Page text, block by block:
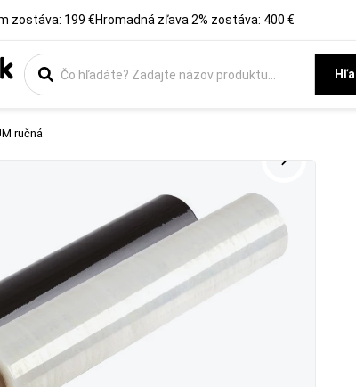
zostáva: 199 €Hromadná zľava 2% zostáva: 400 €
ručná
Hrúbka materiálu
Udáva hrúbku fólie v mikrónoch. Vyššia hodnota
Farba
Vyberte si farebné prevedenie obalov a baliacich